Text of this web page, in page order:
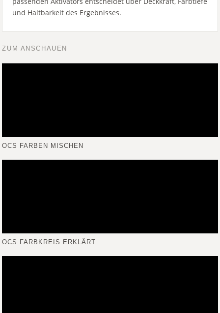
und Haltbarkeit des Ergebnisses.
ZUM ANSCHAUEN
OCS FARBEN MISCHEN
OCS FARBKREIS ERKLÄRT